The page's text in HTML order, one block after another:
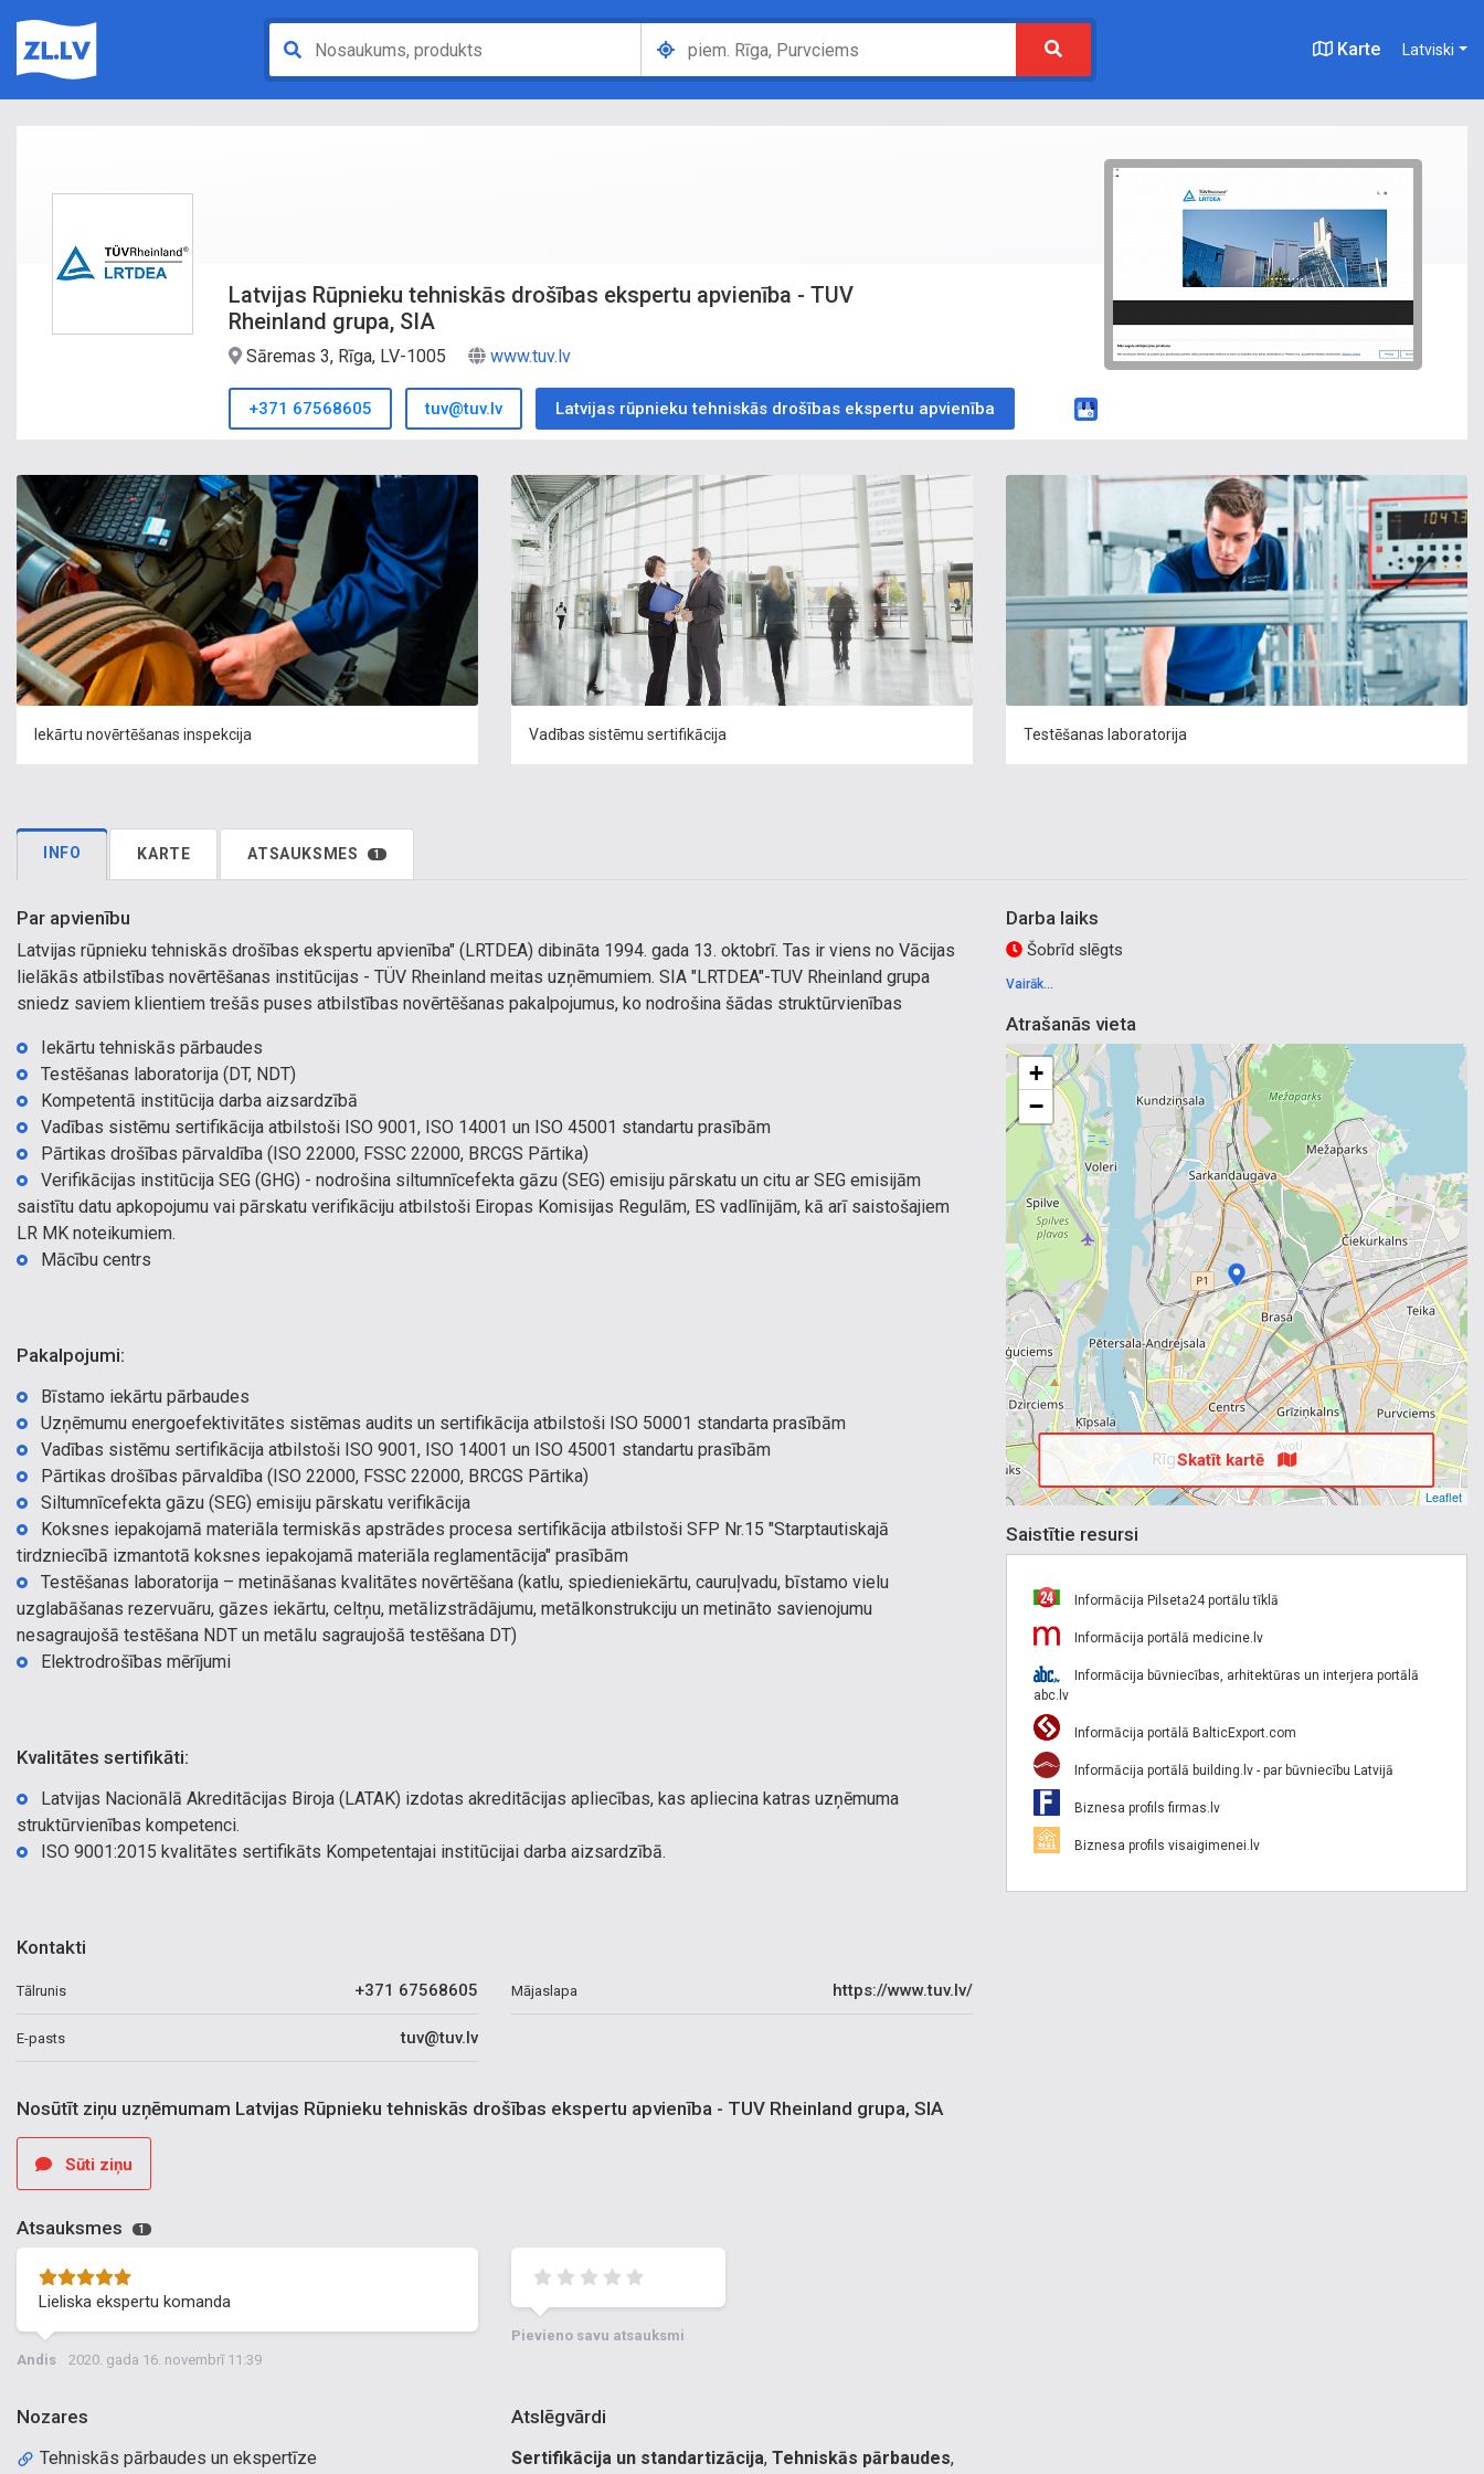
Karte Latviski
Latvijas Rūpnieku tehniskās drošības ekspertu apvienība - TUV
Rheinland grupa, SIA
Sāremas 3, Rīga, LV-1005 www.tuv.lv
+371 67568605 tuv@tuv.lv Latvijas rūpnieku tehniskās drošības ekspertu apvienība
Iekārtu novērtēšanas inspekcija Vadības sistēmu sertifikācija Testēšanas laboratorija
INFO KARTE ATSAUKSMES 1
Par apvienību
Latvijas rūpnieku tehniskās drošības ekspertu apvienība" (LRTDEA) dibināta 1994. gada 13. oktobrī. Tas ir viens no Vācijas
lielākās atbilstības novērtēšanas institūcijas - TÜV Rheinland meitas uzņēmumiem. SIA "LRTDEA"-TUV Rheinland grupa
sniedz saviem klientiem trešās puses atbilstības novērtēšanas pakalpojumus, ko nodrošina šādas struktūrvienības
Iekārtu tehniskās pārbaudes
Testēšanas laboratorija (DT, NDT)
Kompetentā institūcija darba aizsardzībā
Vadības sistēmu sertifikācija atbilstoši ISO 9001, ISO 14001 un ISO 45001 standartu prasībām
Pārtikas drošības pārvaldība (ISO 22000, FSSC 22000, BRCGS Pārtika)
Verifikācijas institūcija SEG (GHG) - nodrošina siltumnīcefekta gāzu (SEG) emisiju pārskatu un citu ar SEG emisijām
saistītu datu apkopojumu vai pārskatu verifikāciju atbilstoši Eiropas Komisijas Regulām, ES vadlīnijām, kā arī saistošajiem
LR MK noteikumiem.
Mācību centrs
Pakalpojumi:
Bīstamo iekārtu pārbaudes
Uzņēmumu energoefektivitātes sistēmas audits un sertifikācija atbilstoši ISO 50001 standarta prasībām
Vadības sistēmu sertifikācija atbilstoši ISO 9001, ISO 14001 un ISO 45001 standartu prasībām
Pārtikas drošības pārvaldība (ISO 22000, FSSC 22000, BRCGS Pārtika)
Siltumnīcefekta gāzu (SEG) emisiju pārskatu verifikācija
Koksnes iepakojamā materiāla termiskās apstrādes procesa sertifikācija atbilstoši SFP Nr.15 "Starptautiskajā
tirdzniecībā izmantotā koksnes iepakojamā materiāla reglamentācija" prasībām
Testēšanas laboratorija – metināšanas kvalitātes novērtēšana (katlu, spiedieniekārtu, cauruļvadu, bīstamo vielu
uzglabāšanas rezervuāru, gāzes iekārtu, celtņu, metālizstrādājumu, metālkonstrukciju un metināto savienojumu
nesagraujošā testēšana NDT un metālu sagraujošā testēšana DT)
Elektrodrošības mērījumi
Kvalitātes sertifikāti:
Latvijas Nacionālā Akreditācijas Biroja (LATAK) izdotas akreditācijas apliecības, kas apliecina katras uzņēmuma
struktūrvienības kompetenci.
ISO 9001:2015 kvalitātes sertifikāts Kompetentajai institūcijai darba aizsardzībā.
Kontakti
Tālrunis +371 67568605
E-pasts tuv@tuv.lv
Mājaslapa https://www.tuv.lv/
Nosūtīt ziņu uzņēmumam Latvijas Rūpnieku tehniskās drošības ekspertu apvienība - TUV Rheinland grupa, SIA
Sūti ziņu
Atsauksmes 1
Lieliska ekspertu komanda
Andis 2020. gada 16. novembrī 11:39
Pievieno savu atsauksmi
Nozares
Tehniskās pārbaudes un ekspertīze
Atslēgvārdi
Sertifikācija un standartizācija, Tehniskās pārbaudes,
Darba laiks
Šobrīd slēgts
Vairāk...
Atrašanās vieta
+
−
Leaflet
Skatīt kartē
Saistītie resursi
Informācija Pilseta24 portālu tīklā
Informācija portālā medicine.lv
Informācija būvniecības, arhitektūras un interjera portālā
abc.lv
Informācija portālā BalticExport.com
Informācija portālā building.lv - par būvniecību Latvijā
Biznesa profils firmas.lv
Biznesa profils visaigimenei.lv